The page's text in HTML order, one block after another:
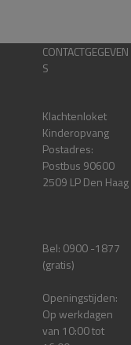
CONTACTGEGEVEN
S
Klachtenloket
Kinderopvang
Postadres:
Postbus 90600
2509 LP Den Haag
Bel: 0900 -1877
(gratis)
Openingstijden:
Op werkdagen
van 10:00 tot